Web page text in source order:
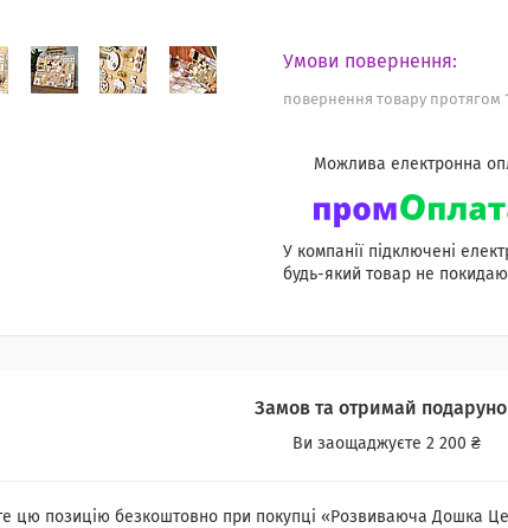
повернення товару протягом
У компанії підключені
будь-який товар не
Замов та отримай
Ви заощаджуєте 2 200 ₴
цю позицію безкоштовно при покупці «Розвиваюча Дошка